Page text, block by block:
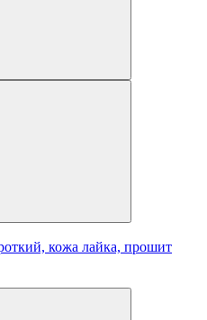
кожа лайка, прошит